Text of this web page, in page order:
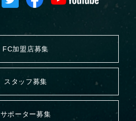
FC加盟店募集
スタッフ募集
サポーター募集